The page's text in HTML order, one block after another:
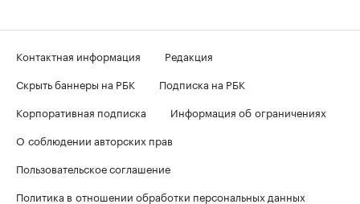
Контактная информация
Редакция
Скрыть баннеры на РБК
Подписка на РБК
Корпоративная подписка
Информация об ограничениях
О соблюдении авторских прав
Пользовательское соглашение
Политика в отношении обработки персональных данных